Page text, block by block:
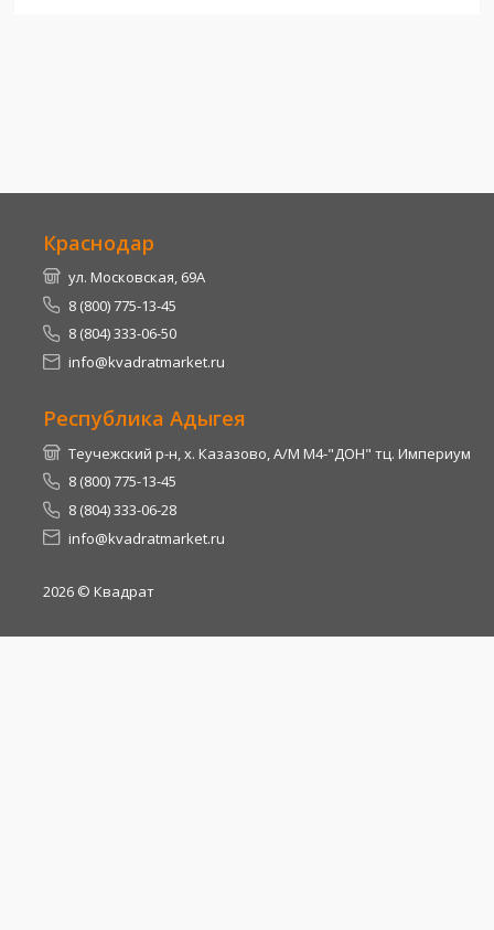
Краснодар
ул. Московская, 69А
8 (800) 775-13-45
8 (804) 333-06-50
info@kvadratmarket.ru
Республика Адыгея
Теучежский р-н, х. Казазово, А/М М4-"ДОН" тц. Империум
8 (800) 775-13-45
8 (804) 333-06-28
info@kvadratmarket.ru
2026 © Квадрат